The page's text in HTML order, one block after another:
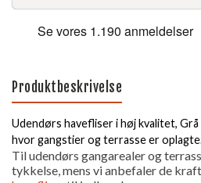
Produktbeskrivelse
Udendørs havefliser i høj kvalitet, Grå
hvor gangstier og terrasse er
Til udendørs gangarealer og
tykkelse, mens vi anbefaler de